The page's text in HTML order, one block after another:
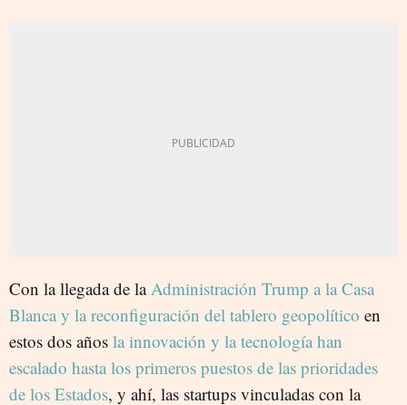
Con la llegada de la Administración Trump a la Casa
Blanca y la reconfiguración del tablero geopolítico en
estos dos años la innovación y la tecnología han
escalado hasta los primeros puestos de las prioridades
de los Estados, y ahí, las startups vinculadas con la